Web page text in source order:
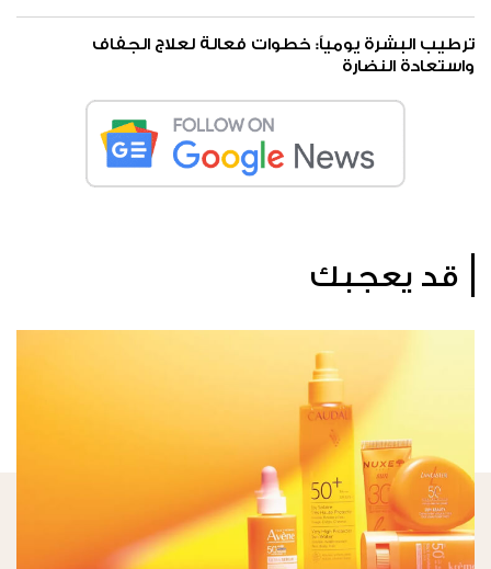
ترطيب البشرة يومياً: خطوات فعالة لعلاج الجفاف
واستعادة النضارة
قد يعجبك